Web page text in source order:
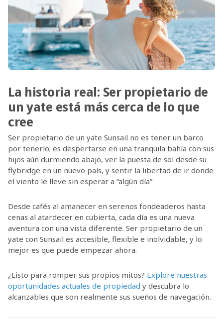
La historia real: Ser propietario de
un yate está más cerca de lo que
cree
Ser propietario de un yate Sunsail no es tener un barco
por tenerlo; es despertarse en una tranquila bahía con sus
hijos aún durmiendo abajo, ver la puesta de sol desde su
flybridge en un nuevo país, y sentir la libertad de ir donde
el viento le lleve sin esperar a “algún día”
Desde cafés al amanecer en serenos fondeaderos hasta
cenas al atardecer en cubierta, cada día es una nueva
aventura con una vista diferente. Ser propietario de un
yate con Sunsail es accesible, flexible e inolvidable, y lo
mejor es que puede empezar ahora.
¿Listo para romper sus propios mitos? Explore nuestras
oportunidades actuales de propiedad y descubra lo
alcanzables que son realmente sus sueños de navegación.